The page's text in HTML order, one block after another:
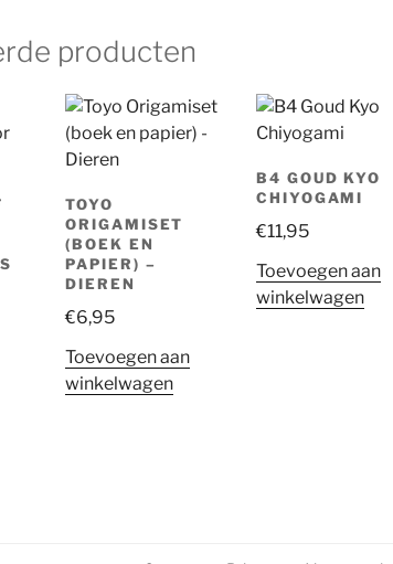
producten
TOYO
ORIGAMISET
(BOEK EN
PAPIER) –
DIEREN
€6,95
Toevoegen aan
winkelwagen
B4 GOUD KYO
CHIYOGAMI
€11,95
Toevoegen aan
winkelwagen